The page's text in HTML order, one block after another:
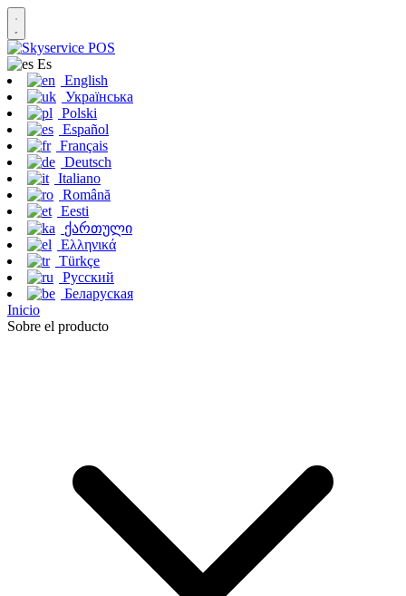
Es
English
Українська
Polski
Español
Français
Deutsch
Italiano
Română
Eesti
ქართული
Ελληνικά
Türkçe
Русский
Беларуская
Inicio
Sobre el producto